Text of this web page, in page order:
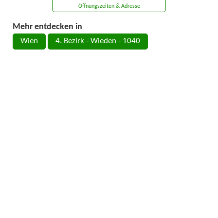
Öffnungszeiten & Adresse
Mehr entdecken in
Wien 4. Bezirk - Wieden - 1040